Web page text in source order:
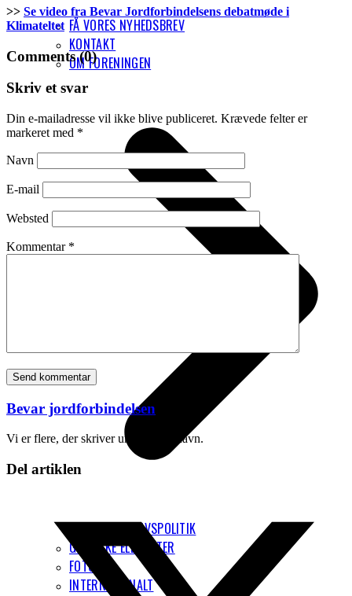
FÅ VORES NYHEDSBREV
KONTAKT
OM FORENINGEN
PRIVATLIVSPOLITIK
GRAFISKE ELEMENTER
FOTOS
INTERNATIONALT
>> Se video fra Bevar Jordforbindelsens debatmøde i
Klimateltet
Comments (0)
Skriv et svar
Din e-mailadresse vil ikke blive publiceret. Krævede felter er
markeret med *
Navn
E-mail
Websted
Kommentar *
Bevar jordforbindelsen
Vi er flere, der skriver under dette navn.
Del artiklen